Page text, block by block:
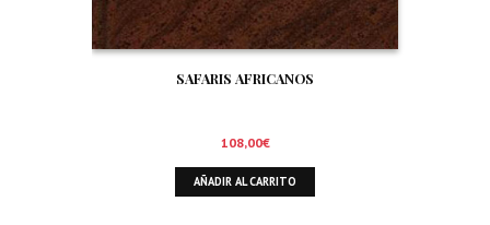
SAFARIS AFRICANOS
108,00€
AÑADIR AL CARRITO